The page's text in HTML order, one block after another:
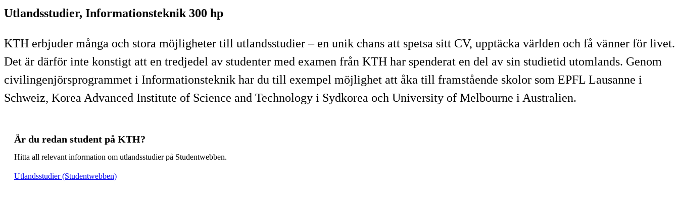
Utlandsstudier, Informationsteknik 300 hp
KTH erbjuder många och stora möjligheter till utlandsstudier – en unik chans att spetsa sitt CV, upptäcka världen och få vänner för livet.
Det är därför inte konstigt att en tredjedel av studenter med examen från KTH har spenderat en del av sin studietid utomlands. Genom
civilingenjörsprogrammet i Informationsteknik har du till exempel möjlighet att åka till framstående skolor som EPFL Lausanne i
Schweiz, Korea Advanced Institute of Science and Technology i Sydkorea och University of Melbourne i Australien.
Är du redan student på KTH?
Hitta all relevant information om utlandsstudier på Studentwebben.
Utlandsstudier (Studentwebben)